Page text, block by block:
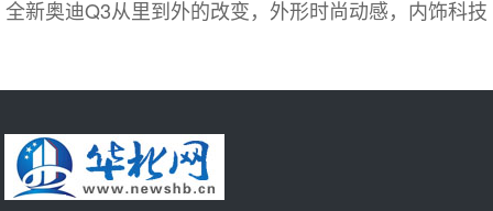
全新奥迪Q3从里到外的改变，外形时尚动感，内饰科技